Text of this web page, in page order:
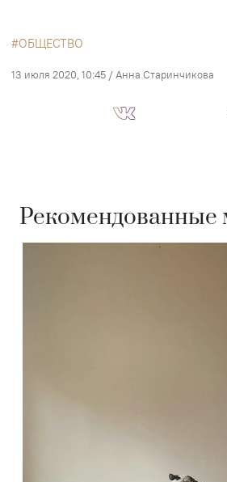
ОБЩЕСТВО
13 июля 2020, 10:45 / Анна Старинчикова
Рекомендованные